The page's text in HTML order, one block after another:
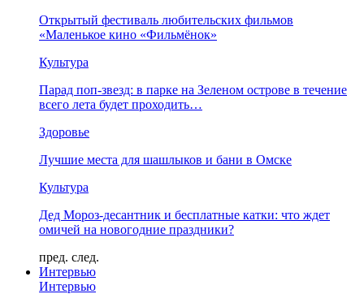
Открытый фестиваль любительских фильмов
«Маленькое кино «Фильмёнок»
Культура
Парад поп-звезд: в парке на Зеленом острове в течение
всего лета будет проходить…
Здоровье
Лучшие места для шашлыков и бани в Омске
Культура
Дед Мороз-десантник и бесплатные катки: что ждет
омичей на новогодние праздники?
пред. след.
Интервью
Интервью